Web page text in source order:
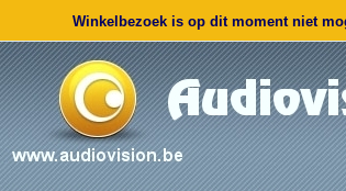
Winkelbezoek is op dit moment niet